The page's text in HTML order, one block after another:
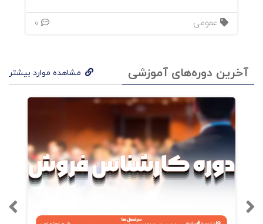
سازی 5 بعدی
فصل ششم: اندازه گیری حواس
فصل هفتم: آیین برند: دررسهایی که باید آموخت
فصل هشتم: برندسازی: دیدگاه کل نگر
عمومی
آخرین دوره‌های آموزشی مشاهده موارد بیشتر